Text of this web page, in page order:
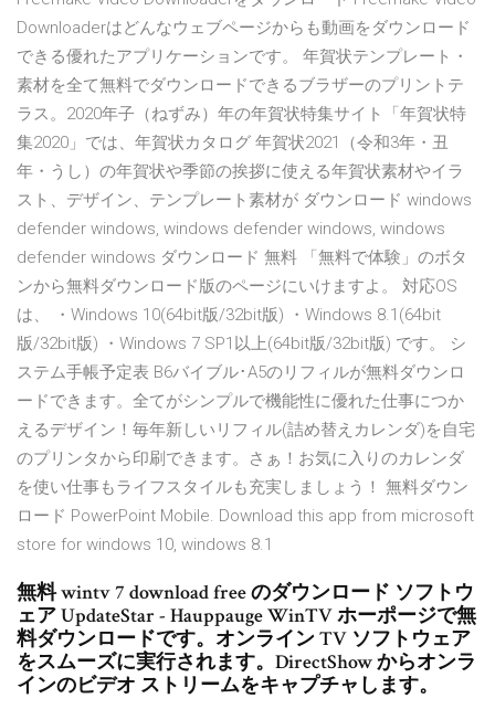
Downloaderはどんなウェブページからも動画をダウンロード
できる優れたアプリケーションです。 年賀状テンプレート・
素材を全て無料でダウンロードできるブラザーのプリントテ
ラス。2020年子（ねずみ）年の年賀状特集サイト「年賀状特
集2020」では、年賀状カタログ 年賀状2021（令和3年・丑
年・うし）の年賀状や季節の挨拶に使える年賀状素材やイラ
スト、デザイン、テンプレート素材が ダウンロード windows
defender windows, windows defender windows, windows
defender windows ダウンロード 無料 「無料で体験」のボタ
ンから無料ダウンロード版のページにいけますよ。 対応OS
は、 ・Windows 10(64bit版/32bit版) ・Windows 8.1(64bit
版/32bit版) ・Windows 7 SP1以上(64bit版/32bit版) です。 シ
ステム手帳予定表 B6バイブル･A5のリフィルが無料ダウンロ
ードできます。全てがシンプルで機能性に優れた仕事につか
えるデザイン！毎年新しいリフィル(詰め替えカレンダ)を自宅
のプリンタから印刷できます。さぁ！お気に入りのカレンダ
を使い仕事もライフスタイルも充実しましょう！ 無料ダウン
ロード PowerPoint Mobile. Download this app from microsoft
store for windows 10, windows 8.1
無料 wintv 7 download free のダウンロード ソフトウ
ェア UpdateStar - Hauppauge WinTV ホーポージで無
料ダウンロードです。オンライン TV ソフトウェア
をスムーズに実行されます。DirectShow からオンラ
インのビデオ ストリームをキャプチャします。